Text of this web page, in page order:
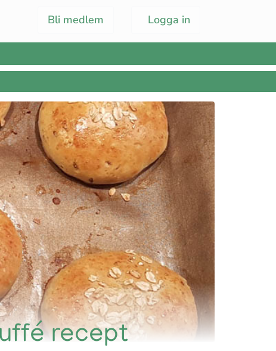
Logga in
Bli medlem
recept